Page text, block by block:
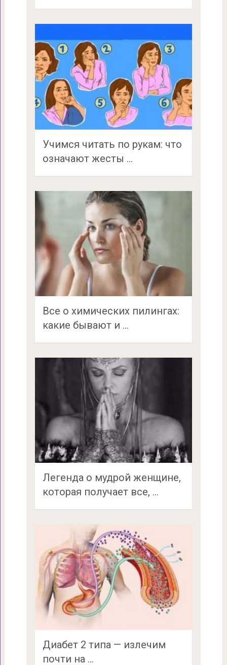
Учимся читать по рукам: что
означают жесты …
Все о химических пилингах:
какие бывают и …
Легенда о мудрой женщине,
которая получает все, …
Диабет 2 типа — излечим
почти на …